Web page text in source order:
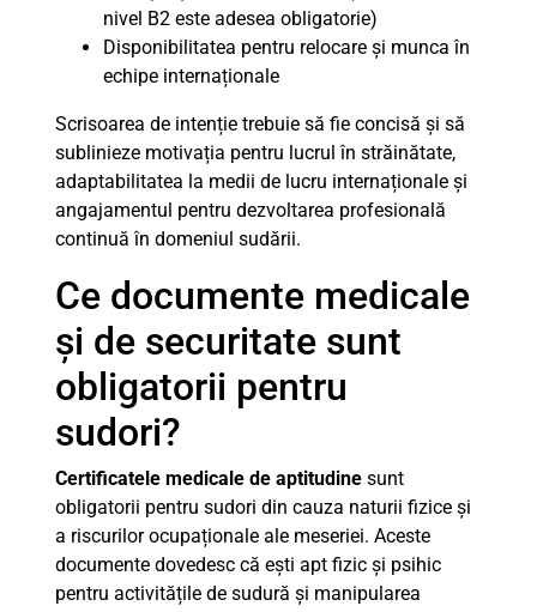
nivel B2 este adesea obligatorie)
Disponibilitatea pentru relocare și munca în
echipe internaționale
Scrisoarea de intenție trebuie să fie concisă și să
sublinieze motivația pentru lucrul în străinătate,
adaptabilitatea la medii de lucru internaționale și
angajamentul pentru dezvoltarea profesională
continuă în domeniul sudării.
Ce documente medicale
și de securitate sunt
obligatorii pentru
sudori?
Certificatele medicale de aptitudine sunt
obligatorii pentru sudori din cauza naturii fizice și
a riscurilor ocupaționale ale meseriei. Aceste
documente dovedesc că ești apt fizic și psihic
pentru activitățile de sudură și manipularea